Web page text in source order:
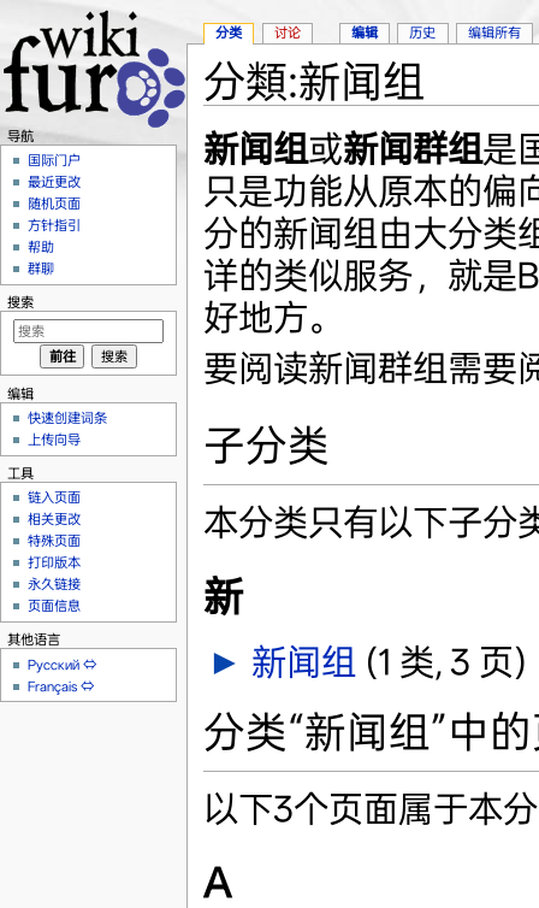
分類:新闻组
新闻组或新闻群组是
只是功能从原本的偏
分的新闻组由大分类
详的类似服务，就是
好地方。
要阅读新闻群组需要
子分类
本分类只有以下子分
新
► 新闻组 (1 类, 3 页)
分类“新闻组”中
以下3个页面属于本
A
分类 讨论 编辑 历史 编辑所有
导航
国际门户
最近更改
随机页面
方针指引
帮助
群聊
搜索
编辑
快速创建词条
上传向导
工具
链入页面
相关更改
特殊页面
打印版本
永久链接
页面信息
其他语言
Русский ⇔
Français ⇔